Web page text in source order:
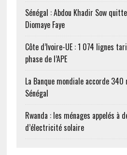
Sénégal : Abdou Khadir Sow
Diomaye Faye
Côte d’Ivoire-UE : 1 074 lignes
phase de l’APE
La Banque mondiale accorde 340
Sénégal
Rwanda : les ménages appelés à
d’électricité solaire